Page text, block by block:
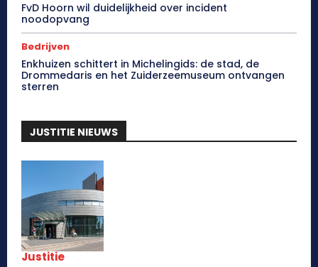
FvD Hoorn wil duidelijkheid over incident
noodopvang
Bedrijven
Enkhuizen schittert in Michelingids: de stad, de
Drommedaris en het Zuiderzeemuseum ontvangen
sterren
JUSTITIE NIEUWS
Justitie